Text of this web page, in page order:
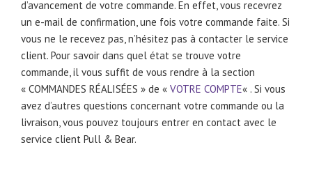
d’avancement de votre commande. En effet, vous recevrez
un e-mail de confirmation, une fois votre commande faite. Si
vous ne le recevez pas, n’hésitez pas à contacter le service
client. Pour savoir dans quel état se trouve votre
commande, il vous suffit de vous rendre à la section
« COMMANDES RÉALISÉES » de « VOTRE COMPTE« . Si vous
avez d’autres questions concernant votre commande ou la
livraison, vous pouvez toujours entrer en contact avec le
service client Pull & Bear.